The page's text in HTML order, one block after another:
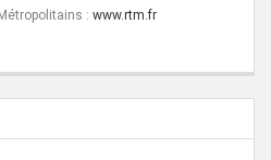
: www.rtm.fr